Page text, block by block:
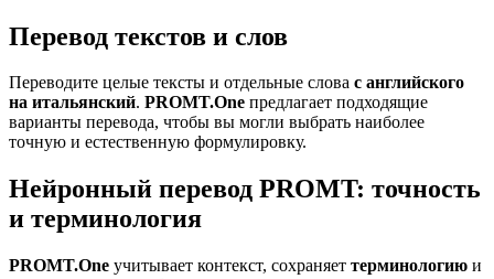
Перевод текстов и слов
Переводите целые тексты и отдельные слова с английского
на итальянский. PROMT.One предлагает подходящие
варианты перевода, чтобы вы могли выбрать наиболее
точную и естественную формулировку.
Нейронный перевод PROMT: точность
и терминология
PROMT.One учитывает контекст, сохраняет терминологию и